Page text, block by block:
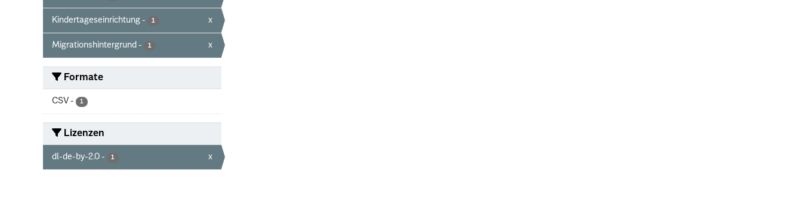
Kindertageseinrichtung - 1 x
Migrationshintergrund - 1 x
Formate
CSV - 1
Lizenzen
dl-de-by-2.0 - 1 x